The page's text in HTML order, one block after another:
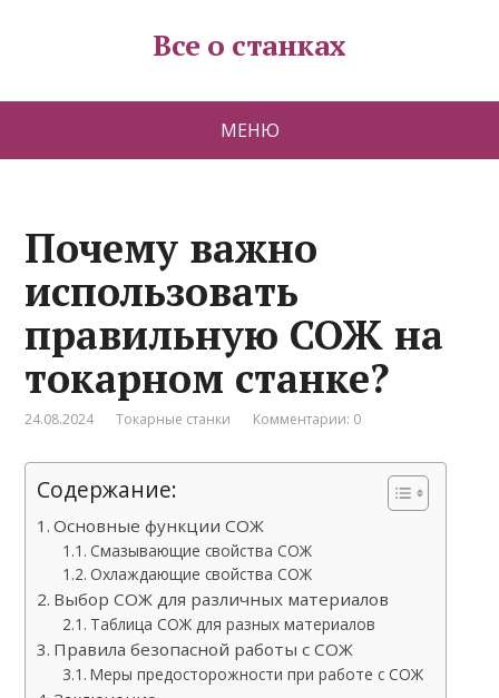
Все о станках
МЕНЮ
Почему важно
использовать
правильную СОЖ на
токарном станке?
24.08.2024 Токарные станки Комментарии: 0
Содержание:
Основные функции СОЖ
Смазывающие свойства СОЖ
Охлаждающие свойства СОЖ
Выбор СОЖ для различных материалов
Таблица СОЖ для разных материалов
Правила безопасной работы с СОЖ
Меры предосторожности при работе с СОЖ